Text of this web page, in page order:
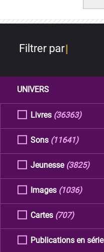
Filtrer par
UNIVERS
Livres (36363)
Sons (11641)
Jeunesse (3825)
Images (1036)
Cartes (707)
Publications en série